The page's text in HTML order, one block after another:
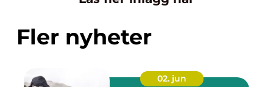
Fler nyheter
02. jun